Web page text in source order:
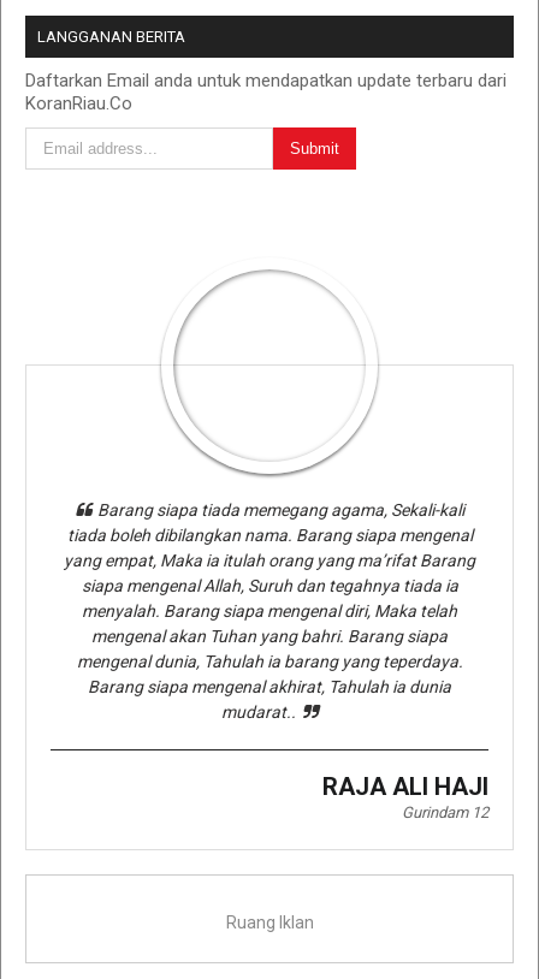
LANGGANAN BERITA
Daftarkan Email anda untuk mendapatkan update terbaru dari
KoranRiau.Co
Barang siapa tiada memegang agama, Sekali-kali
tiada boleh dibilangkan nama. Barang siapa mengenal
yang empat, Maka ia itulah orang yang ma’rifat Barang
siapa mengenal Allah, Suruh dan tegahnya tiada ia
menyalah. Barang siapa mengenal diri, Maka telah
mengenal akan Tuhan yang bahri. Barang siapa
mengenal dunia, Tahulah ia barang yang teperdaya.
Barang siapa mengenal akhirat, Tahulah ia dunia
mudarat..
RAJA ALI HAJI
Gurindam 12
Ruang Iklan